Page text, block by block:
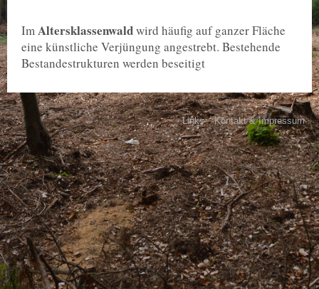
ImAltersklassenwaldwird häufig auf ganzer Fläche
eine künstliche Verjüngung angestrebt. Bestehende
Bestandestrukturen werden beseitigt
Links Kontakt & Impressum